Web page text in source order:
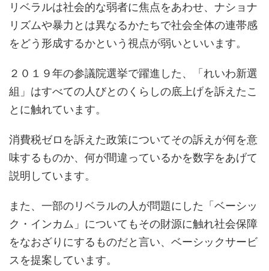
リベラルは社会的な弱者に焦点をあわせ、ナショナ
リズムや暴力とは異なるかたちで社会全体の連帯感
をどう形成するかという視点が弱いといいます。
２０１９年の参議院選挙で躍進した、「れいわ新選
組」はすべての人びとのくらしの底上げを訴えたこ
とに触れています。
消費税ゼロを訴えた政策についてその訴えが何を意
味するものか、何が間違っているかを数字をあげて
説明しています。
また、一部のリベラルの人が問題にした「ベーシッ
ク・インカム」についてもその財源に触れ社会保障
をなおざりにするものだと言い、ベーシックサービ
スを提案しています。